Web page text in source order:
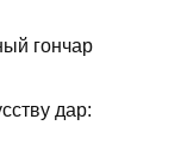
гончар
дар: